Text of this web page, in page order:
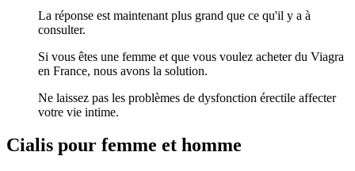
La réponse est maintenant plus grand que ce qu'il y a à
consulter.
Si vous êtes une femme et que vous voulez acheter du Viagra
en France, nous avons la solution.
Ne laissez pas les problèmes de dysfonction érectile affecter
votre vie intime.
Cialis pour femme et homme